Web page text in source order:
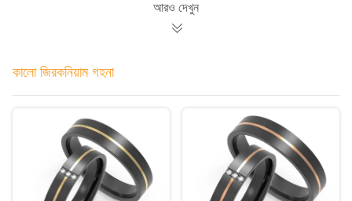
আরও দেখুন
কালো জিরকনিয়াম গহনা